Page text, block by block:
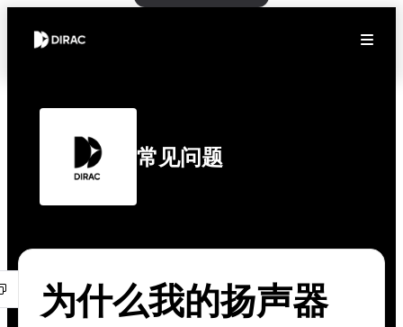
常见问题
为什么我的扬声器